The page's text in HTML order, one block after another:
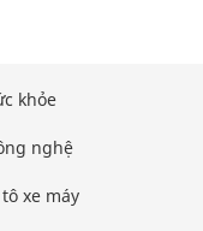
khỏe
nghệ
tô xe máy